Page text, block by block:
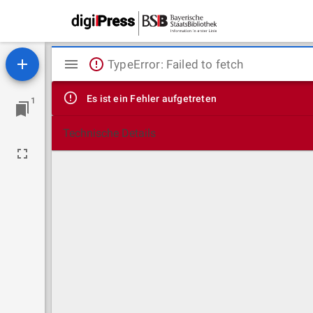
1
Mirador
Viewer
TypeError: Failed to fetch
Es ist ein Fehler aufgetreten
Technische Details